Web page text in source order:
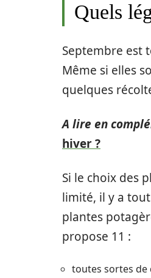
Quels
Septembre est
Même si elles
quelques
A lire en
hiver ?
Si le choix des
limité, il y a
plantes
propose 11 :
toutes sortes de